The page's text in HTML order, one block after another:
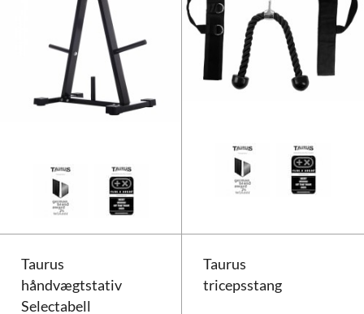
Taurus vægtskivestativ HS 100
Taurus
håndvægtstativ
Selectabell
Taurus
tricepsstang